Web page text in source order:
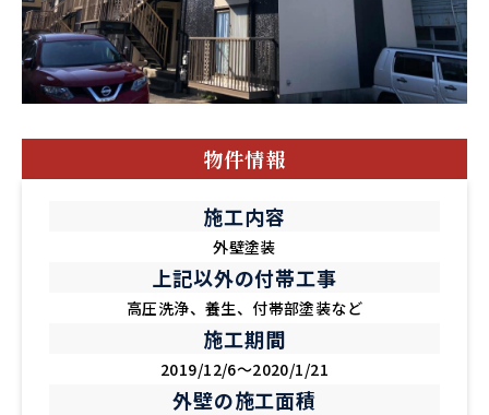
物件情報
施工内容
外壁塗装
上記以外の付帯工事
高圧洗浄、養生、付帯部塗装など
施工期間
2019/12/6～2020/1/21
外壁の施工面積